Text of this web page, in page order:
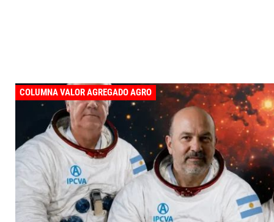
COLUMNA VALOR AGREGADO AGRO